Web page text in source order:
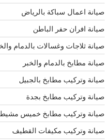
صيانة اعمال سباكة بالرياض
صيانة افران حفر الباطن
صيانة ثلاجات وغسالات بالدمام
صيانة مطابخ بالدمام والخبر
صيانة وتركيب مطابخ بالجبيل
صيانة وتركيب مطابخ بجدة
صيانة وتركيب مطابخ خميس مشيط
صيانة وتركيب مكيفات القطيف